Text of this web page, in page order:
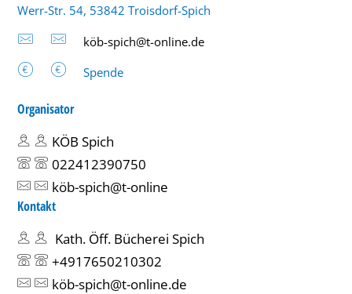
Werr-Str. 54, 53842 Troisdorf-Spich
köb-spich@t-online.de
Spende
Organisator
KÖB Spich
022412390750
köb-spich@t-online
Kontakt
Kath. Öff. Bücherei Spich
+4917650210302
köb-spich@t-online.de